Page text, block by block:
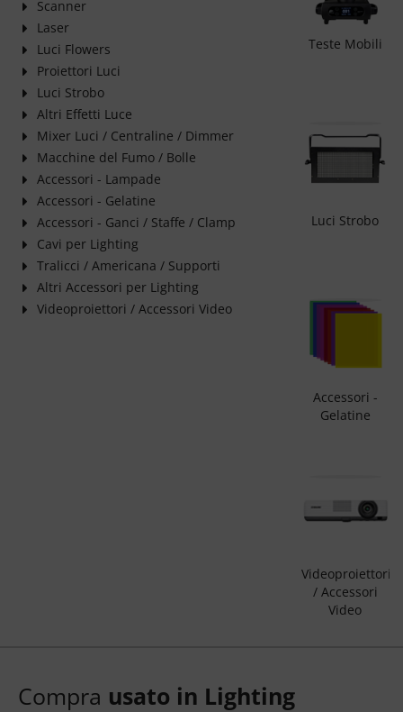
Scanner
Laser
Luci Flowers
Proiettori Luci
Luci Strobo
Altri Effetti Luce
Mixer Luci / Centraline / Dimmer
Macchine del Fumo / Bolle
Accessori - Lampade
Accessori - Gelatine
Accessori - Ganci / Staffe / Clamp
Cavi per Lighting
Tralicci / Americana / Supporti
Altri Accessori per Lighting
Videoproiettori / Accessori Video
Teste Mobili
Luci Strobo
Accessori -
Gelatine
Videoproiettori
/ Accessori
Video
Compra usato in Lighting